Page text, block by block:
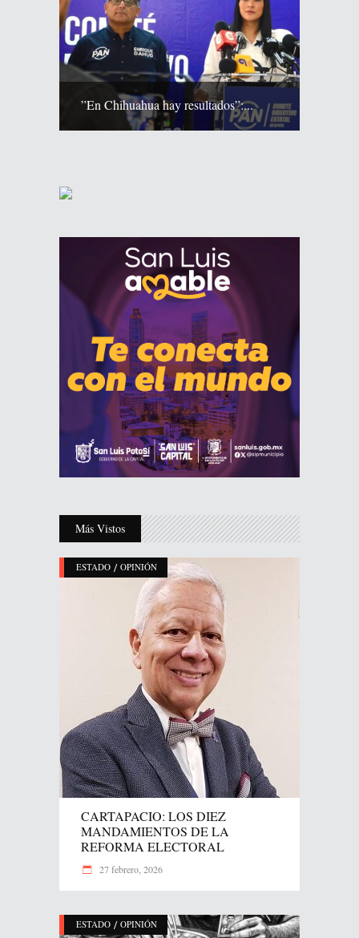
”En Chihuahua hay resultados”:...
Más Vistos
ESTADO / OPINIÓN
CARTAPACIO: LOS DIEZ
MANDAMIENTOS DE LA
REFORMA ELECTORAL
27 febrero, 2026
ESTADO / OPINIÓN